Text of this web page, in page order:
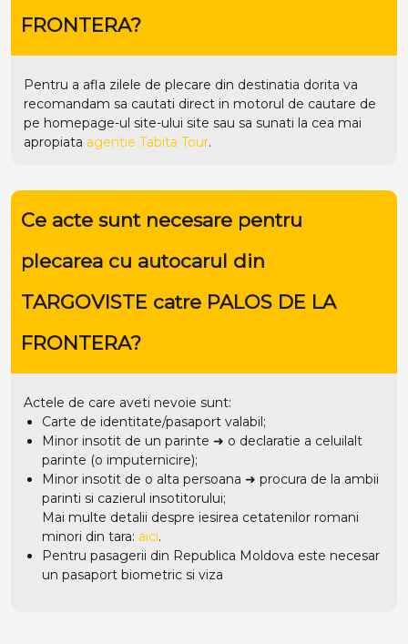
FRONTERA?
Pentru a afla zilele de plecare din destinatia dorita va
recomandam sa cautati direct in motorul de cautare de
pe homepage-ul site-ului site sau sa sunati la cea mai
apropiata agentie Tabita Tour.
Ce acte sunt necesare pentru
plecarea cu autocarul din
TARGOVISTE catre PALOS DE LA
FRONTERA?
Actele de care aveti nevoie sunt:
Carte de identitate/pasaport valabil;
Minor insotit de un parinte ➜ o declaratie a celuilalt
parinte (o imputernicire);
Minor insotit de o alta persoana ➜ procura de la ambii
parinti si cazierul insotitorului;
Mai multe detalii despre iesirea cetatenilor romani
minori din tara: aici.
Pentru pasagerii din Republica Moldova este necesar
un pasaport biometric si viza